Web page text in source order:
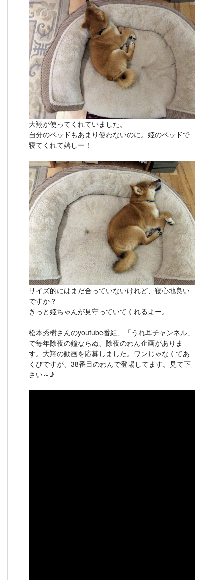
大翔が使ってくれていました。
自分のベッドもあまり使わないのに。姫のベッドで
寝てくれて嬉しー！
サイズ的にはまだ合っていないけれど、寝心地良い
ですか？
きっと姫ちゃんが見守っていてくれるよー。
松本秀樹さんのyoutube番組、「うれ耳チャンネル」
で毎年除夜の鐘ならぬ、除夜のわん企画がありま
す。大翔の動画を応募しました。ワンじゃなくてあ
くびですが、38番目のわんで登場してます。見て下
さい～♪